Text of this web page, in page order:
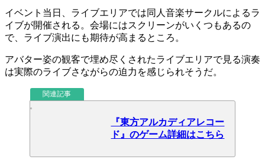
イベント当日、ライブエリアでは同人音楽サークルによるラ
イブが開催される。会場にはスクリーンがいくつもあるの
で、ライブ演出にも期待が高まるところ。
アバター姿の観客で埋め尽くされたライブエリアで見る演奏
は実際のライブさながらの迫力 を感じられそうだ。
関連記事
『東方アルカディアレコー
ド』のゲーム詳細はこちら